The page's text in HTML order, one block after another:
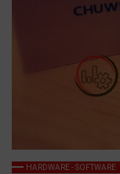
HARDWARE - SOFTWARE